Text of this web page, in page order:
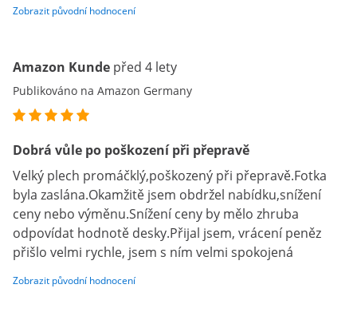
Zobrazit původní hodnocení
Amazon Kunde před 4 lety
Publikováno na Amazon Germany
Dobrá vůle po poškození při přepravě
Velký plech promáčklý,poškozený při přepravě.Fotka
byla zaslána.Okamžitě jsem obdržel nabídku,snížení
ceny nebo výměnu.Snížení ceny by mělo zhruba
odpovídat hodnotě desky.Přijal jsem, vrácení peněz
přišlo velmi rychle, jsem s ním velmi spokojená
Zobrazit původní hodnocení